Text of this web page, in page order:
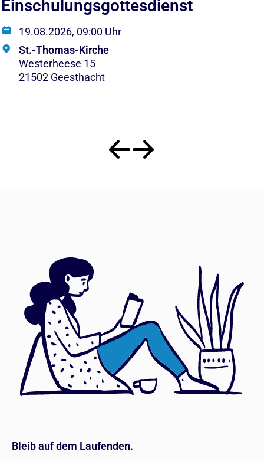
Einschulungsgottesdienst
19.08.2026, 09:00 Uhr
St.-Thomas-Kirche
Westerheese 15
21502 Geesthacht
Bleib auf dem Laufenden.